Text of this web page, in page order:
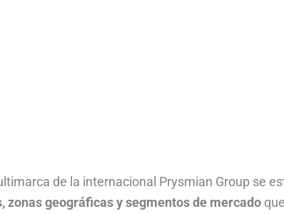
de la internacional Prysmian Group se
zonas geográficas y segmentos de mercado